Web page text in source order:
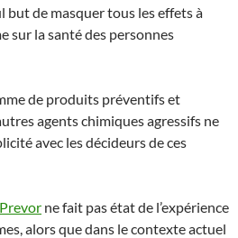
but de masquer tous les effets à
sur la santé des personnes
de produits préventifs et
agents chimiques agressifs ne
avec les décideurs de ces
ne fait pas état de l’expérience
alors que dans le contexte actuel